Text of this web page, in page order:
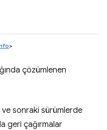
>
çözümlenen
ve sonraki sürümlerde
geri çağırmalar